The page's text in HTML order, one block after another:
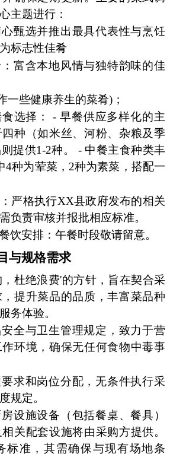
主题进行：
甄选并推出最具代表性与烹饪
标志性佳肴
富含本地风情与独特韵味的佳
一些健康养生的菜肴)；
选择： - 早餐供应多样化的主
种（如米丝、河粉、杂粮及季
提供1-2种。 - 中餐主食种类丰
4种为荤菜，2种为素菜，搭配一
严格执行XX县政府发布的相关
负责审核并报批相应标准。
饮安排：午餐时段敬请留意。
与规格需求
杜绝浪费'的方针，旨在契合采
提升菜品的品质，丰富菜品种
务体验。
全与卫生管理规定，致力于营
环境，确保无任何食物中毒事
求和岗位分配，无条件执行采
规定。
设施设备（包括餐桌、餐具）
关配套设施将由采购方提供。
标准，其需确保与现有场地条